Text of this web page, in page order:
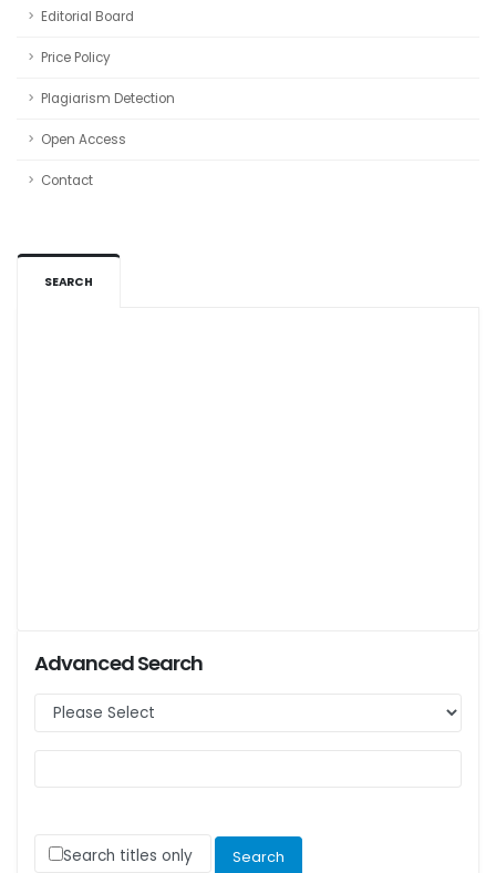
Editorial Board
Price Policy
Plagiarism Detection
Open Access
Contact
SEARCH
Advanced Search
Search titles only